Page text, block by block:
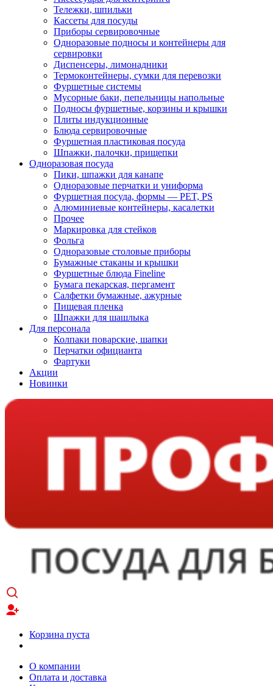
Тележки, шпильки
Кассеты для посуды
Приборы сервировочные
Одноразовые подносы и контейнеры для
сервировки
Диспенсеры, лимонадники
Термоконтейнеры, сумки для перевозки
Фуршетные системы
Мусорные баки, пепельницы напольные
Подносы фуршетные, корзины и крышки
Плиты индукционные
Блюда сервировочные
Фуршетная пластиковая посуда
Шпажки, палочки, прищепки
Одноразовая посуда
Пики, шпажки для канапе
Одноразовые перчатки и униформа
Фуршетная посуда, формы — PET, PS
Алюминиевые контейнеры, касалетки
Прочее
Маркировка для стейков
Фольга
Одноразовые столовые приборы
Бумажные стаканы и крышки
Фуршетные блюда Fineline
Бумага пекарская, пергамент
Салфетки бумажные, ажурные
Пищевая пленка
Шпажки для шашлыка
Для персонала
Колпаки поварские, шапки
Перчатки официанта
Фартуки
Акции
Новинки
Корзина пуста
О компании
Оплата и доставка